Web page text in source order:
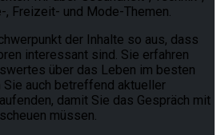
, Freizeit- und Mode-Themen.
der Inhalte so aus, dass
interessant sind. Sie erfahren
über das Leben im besten
auch betreffend aktueller
damit Sie das Gespräch mit
müssen.